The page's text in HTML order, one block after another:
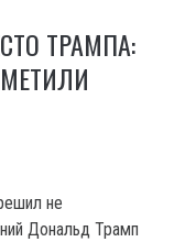
ТРАМПА:
не
Дональд Трамп